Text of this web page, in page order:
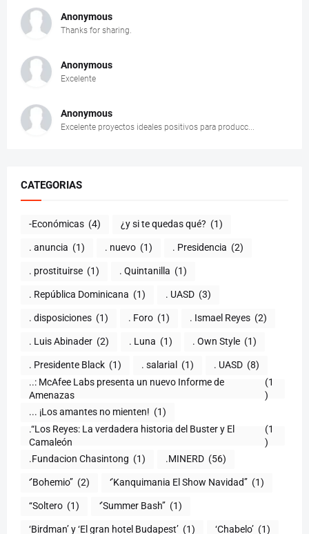
Anonymous
Thanks for sharing.
Anonymous
Excelente
Anonymous
Excelente proyectos ideales positivos para producc...
CATEGORIAS
-Económicas (4) ¿y si te quedas qué? (1)
. anuncia (1) . nuevo (1) . Presidencia (2)
. prostituirse (1) . Quintanilla (1)
. República Dominicana (1) . UASD (3)
. disposiciones (1) . Foro (1) . Ismael Reyes (2)
. Luis Abinader (2) . Luna (1) . Own Style (1)
. Presidente Black (1) . salarial (1) . UASD (8)
..: McAfee Labs presenta un nuevo Informe de
(1
)
... ¡Los amantes no mienten! (1)
.“Los Reyes: La verdadera historia del Buster y El
Camaleón
(1
)
.Fundacion Chasintong (1) .MINERD (56)
‘’Bohemio’’ (2) ‘’Kanquimania El Show Navidad’’ (1)
‘‘Soltero (1) ‘’Summer Bash’’ (1)
‘Birdman’ y ‘El gran hotel Budapest’ (1) ‘Chabelo’ (1)